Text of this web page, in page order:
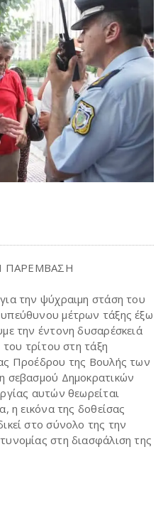
ΠΑΡΕΜΒΑΣΗ
την ψύχραιμη στάση του
μέτρων τάξης έξω
την έντονη δυσαρέσκειά
τρίτου στη τάξη
Προέδρου της Βουλής των
σεβασμού Δημοκρατικών
αυτών θεωρείται
η εικόνα της δοθείσας
στο σύνολο της την
στη διασφάλιση της